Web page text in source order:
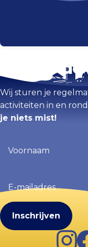
Blijf op
Wij sturen je
activiteiten in en
je niets mist!
(Vereist)
mailadres
(Vereist)